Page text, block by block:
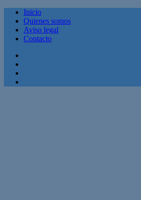
Inicio
Quienes somos
Aviso legal
Contacto